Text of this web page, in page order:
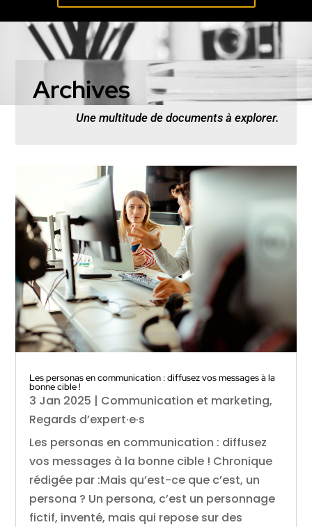
Archives
Une multitude de documents à explorer.
Les personas en communication : diffusez vos messages à la
bonne cible !
3 Jan 2025 | Communication et marketing,
Regards d’expert·e·s
Les personas en communication : diffusez
vos messages à la bonne cible ! Chronique
rédigée par :Mais qu’est-ce que c’est, un
persona ? Un persona, c’est un personnage
fictif, inventé, mais qui repose sur des